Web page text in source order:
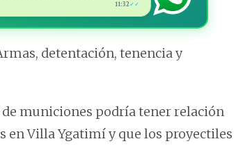
11:32✓✓
detentación, tenencia y
de municiones podría tener relación
en Villa Ygatimí y que los proyectiles